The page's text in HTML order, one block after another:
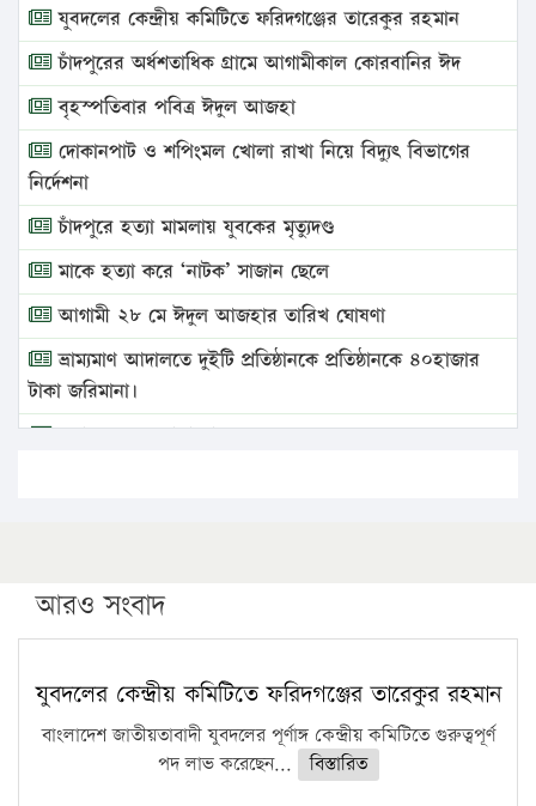
যুবদলের কেন্দ্রীয় কমিটিতে ফরিদগঞ্জের তারেকুর রহমান
চাঁদপুরের অর্ধশতাধিক গ্রামে আগামীকাল কোরবানির ঈদ
বৃহস্পতিবার পবিত্র ঈদুল আজহা
দোকানপাট ও শপিংমল খোলা রাখা নিয়ে বিদ্যুৎ বিভাগের
নির্দেশনা
চাঁদপুরে হত্যা মামলায় যুবকের মৃত্যুদণ্ড
মাকে হত্যা করে ‘নাটক’ সাজান ছেলে
আগামী ২৮ মে ঈদুল আজহার তারিখ ঘোষণা
ভ্রাম্যমাণ আদালতে দুইটি প্রতিষ্ঠানকে প্রতিষ্ঠানকে ৪০হাজার
টাকা জরিমানা।
এবার লঞ্চের ভাড়া বাড়ল
পিএইচডি করছেন কুয়েটের কৃতি…
সারা দেশে বজ্রাঘাতে ১৪ জনের প্রাণহানি
কঠোর হচ্ছে এসএসসি ও এইচএসসি পরীক্ষা
ফরিদগঞ্জে আগুনে পুড়লো ৬ ব্যবসা প্রতিষ্ঠান
আরও সংবাদ
যুবদলের কেন্দ্রীয় কমিটিতে ফরিদগঞ্জের তারেকুর রহমান
বাংলাদেশ জাতীয়তাবাদী যুবদলের পূর্ণাঙ্গ কেন্দ্রীয় কমিটিতে গুরুত্বপূর্ণ
পদ লাভ করেছেন...
বিস্তারিত